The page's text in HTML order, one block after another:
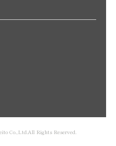
Co.,Ltd.All Rights Reserved.